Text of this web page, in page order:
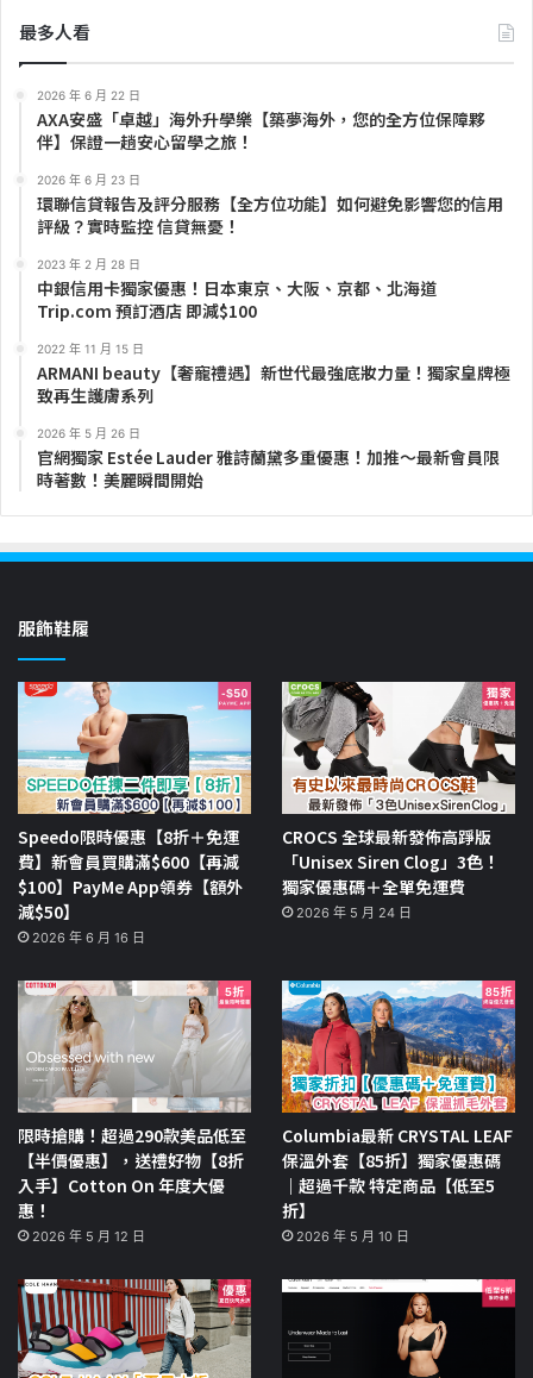
最多人看
2026 年 6 月 22 日
AXA安盛「卓越」海外升學樂【築夢海外，您的全方位保障夥
伴】保證一趟安心留學之旅！
2026 年 6 月 23 日
環聯信貸報告及評分服務【全方位功能】如何避免影響您的信用
評級？實時監控 信貸無憂！
2023 年 2 月 28 日
中銀信用卡獨家優惠！日本東京、大阪、京都、北海道
Trip.com 預訂酒店 即減$100
2022 年 11 月 15 日
ARMANI beauty【奢寵禮遇】新世代最強底妝力量！獨家皇牌極
致再生護膚系列
2026 年 5 月 26 日
官網獨家 Estée Lauder 雅詩蘭黛多重優惠！加推～最新會員限
時著數！美麗瞬間開始
服飾鞋履
Speedo限時優惠【8折＋免運
費】新會員買購滿$600【再減
$100】PayMe App領券【額外
減$50】
2026 年 6 月 16 日
CROCS 全球最新發佈高踭版
「Unisex Siren Clog」3色！
獨家優惠碼＋全單免運費
2026 年 5 月 24 日
限時搶購！超過290款美品低至
【半價優惠】，送禮好物【8折
入手】Cotton On 年度大優
惠！
2026 年 5 月 12 日
Columbia最新 CRYSTAL LEAF
保溫外套【85折】獨家優惠碼
｜超過千款 特定商品【低至5
折】
2026 年 5 月 10 日